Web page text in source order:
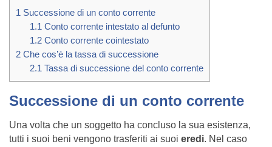
1 Successione di un conto corrente
1.1 Conto corrente intestato al defunto
1.2Conto corrente cointestato
2 Che cos’è la tassa di successione
2.1 Tassa di successione del conto corrente
Successione di un conto corrente
Una volta che un soggetto ha concluso la sua esistenza,
tutti i suoi beni vengono trasferiti ai suoi eredi. Nel caso